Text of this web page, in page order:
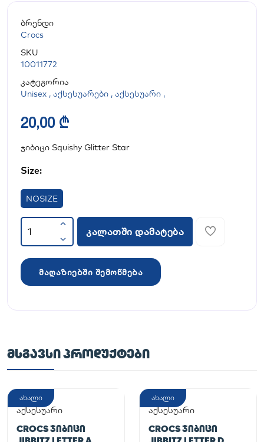
ბრენდი
Crocs
SKU
10011772
კატეგორია
Unisex , აქსესუარები , აქსესუარი ,
20,00 ₾
ჯიბიცი Squishy Glitter Star
Size:
NOSIZE
კალათში დამატება
მაღაზიებში შემოწმება
ᲛᲡᲒᲐᲕᲡᲘ ᲞᲠᲝᲓᲣᲥᲢᲔᲑᲘ
ახალი
აქსესუარი
CROCS ᲯᲘᲑᲘᲪᲘ
ახალი
აქსესუარი
CROCS ᲯᲘᲑᲘᲪᲘ